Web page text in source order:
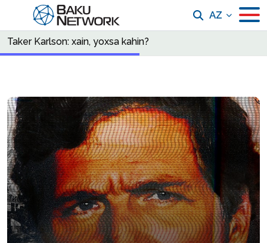
AZ
Taker Karlson: xain, yoxsa kahin?